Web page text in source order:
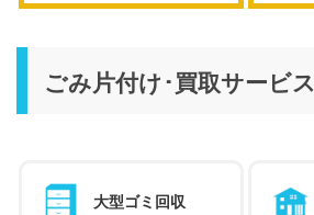
ごみ片付け･買取サービス
大型ゴミ回収